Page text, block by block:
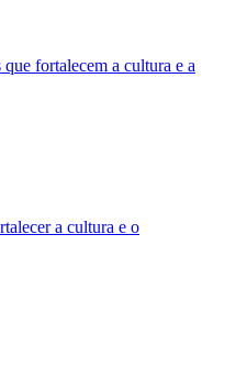
fortalecem a cultura e a
a cultura e o